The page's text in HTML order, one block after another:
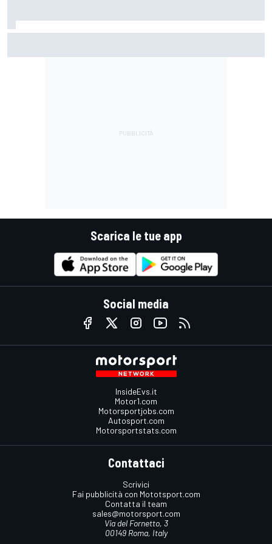
Scarica le tue app
Social media
InsideEvs.it
Motor1.com
Motorsportjobs.com
Autosport.com
Motorsportstats.com
Contattaci
Scrivici
Fai pubblicità con Mototsport.com
Contatta il team
sales@motorsport.com
Via del Fornetto, 3
00149 Roma, Italy